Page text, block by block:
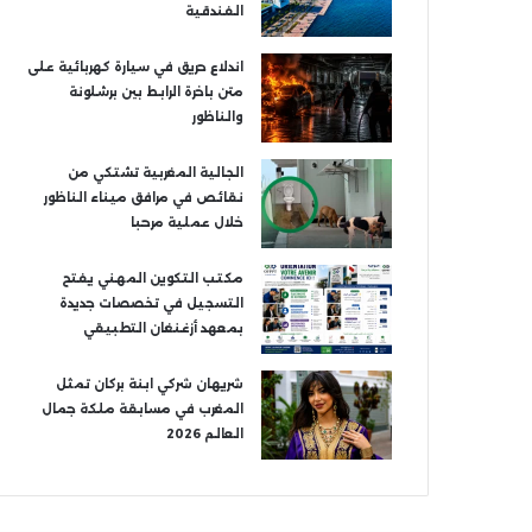
الفندقية
اندلاع حريق في سيارة كهربائية على
متن باخرة الرابط بين برشلونة
والناظور
الجالية المغربية تشتكي من
نقائص في مرافق ميناء الناظور
خلال عملية مرحبا
مكتب التكوين المهني يفتح
التسجيل في تخصصات جديدة
بمعهد أزغنغان التطبيقي
شريهان شركي ابنة بركان تمثل
المغرب في مسابقة ملكة جمال
العالم 2026